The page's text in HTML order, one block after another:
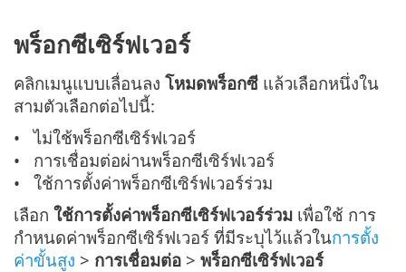
พร็อกซีเซิร์ฟเวอร์
คลิกเมนูแบบเลื่อนลง โหมดพร็อกซี แล้วเลือกหนึ่งใน
สามตัวเลือกต่อไปนี้:
ไม่ใช้พร็อกซีเซิร์ฟเวอร์
การเชื่อมต่อผ่านพร็อกซีเซิร์ฟเวอร์
ใช้การตั้งค่าพร็อกซีเซิร์ฟเวอร์ร่วม
เลือก ใช้การตั้งค่าพร็อกซีเซิร์ฟเวอร์ร่วม เพื่อใช้ การ
กำหนดค่าพร็อกซีเซิร์ฟเวอร์ ที่มีระบุไว้แล้วในการตั้ง
ค่าขั้นสูง > การเชื่อมต่อ > พร็อกซีเซิร์ฟเวอร์